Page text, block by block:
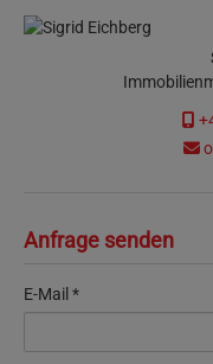
Anfrage senden
E-Mail